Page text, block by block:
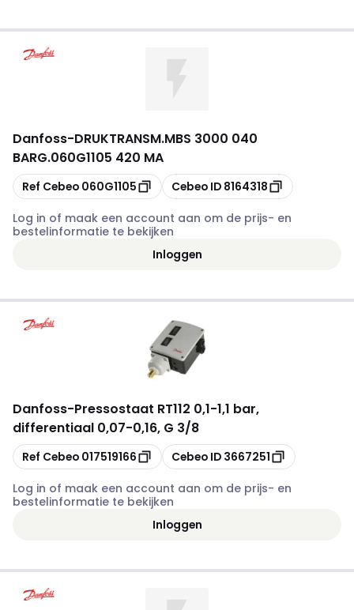
Danfoss-DRUKTRANSM.MBS 3000 0­40
BARG.060G1105 4­20 MA
Kopiëren
Ref Cebeo 060G1105 Kopiëren
Cebeo ID 8164318
Log in of maak een account aan om de prijs- en
bestelinformatie te bekijken
Inloggen
Danfoss-Pressostaat RT112 0,1-1,1 bar,
differentiaal 0,07-0,16, G 3/8
Kopiëren
Ref Cebeo 017519166 Kopiëren
Cebeo ID 3667251
Log in of maak een account aan om de prijs- en
bestelinformatie te bekijken
Inloggen